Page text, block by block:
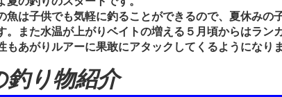
魚は子供でも気軽に釣ることができるので、夏休みの
。また水温が上がりベイトの増える５月頃からはラン
あがりルアーに果敢にアタックしてくるようになりま
り物紹介